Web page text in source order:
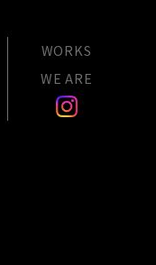
WORKS
WE ARE